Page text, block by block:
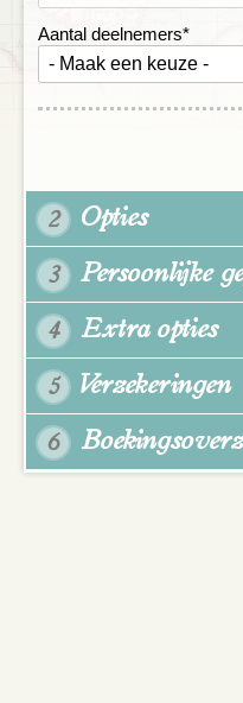
Aantal deelnemers*
2 Opties
3 Persoonlijke
4 Extra opties
5 Verzekeringen
6